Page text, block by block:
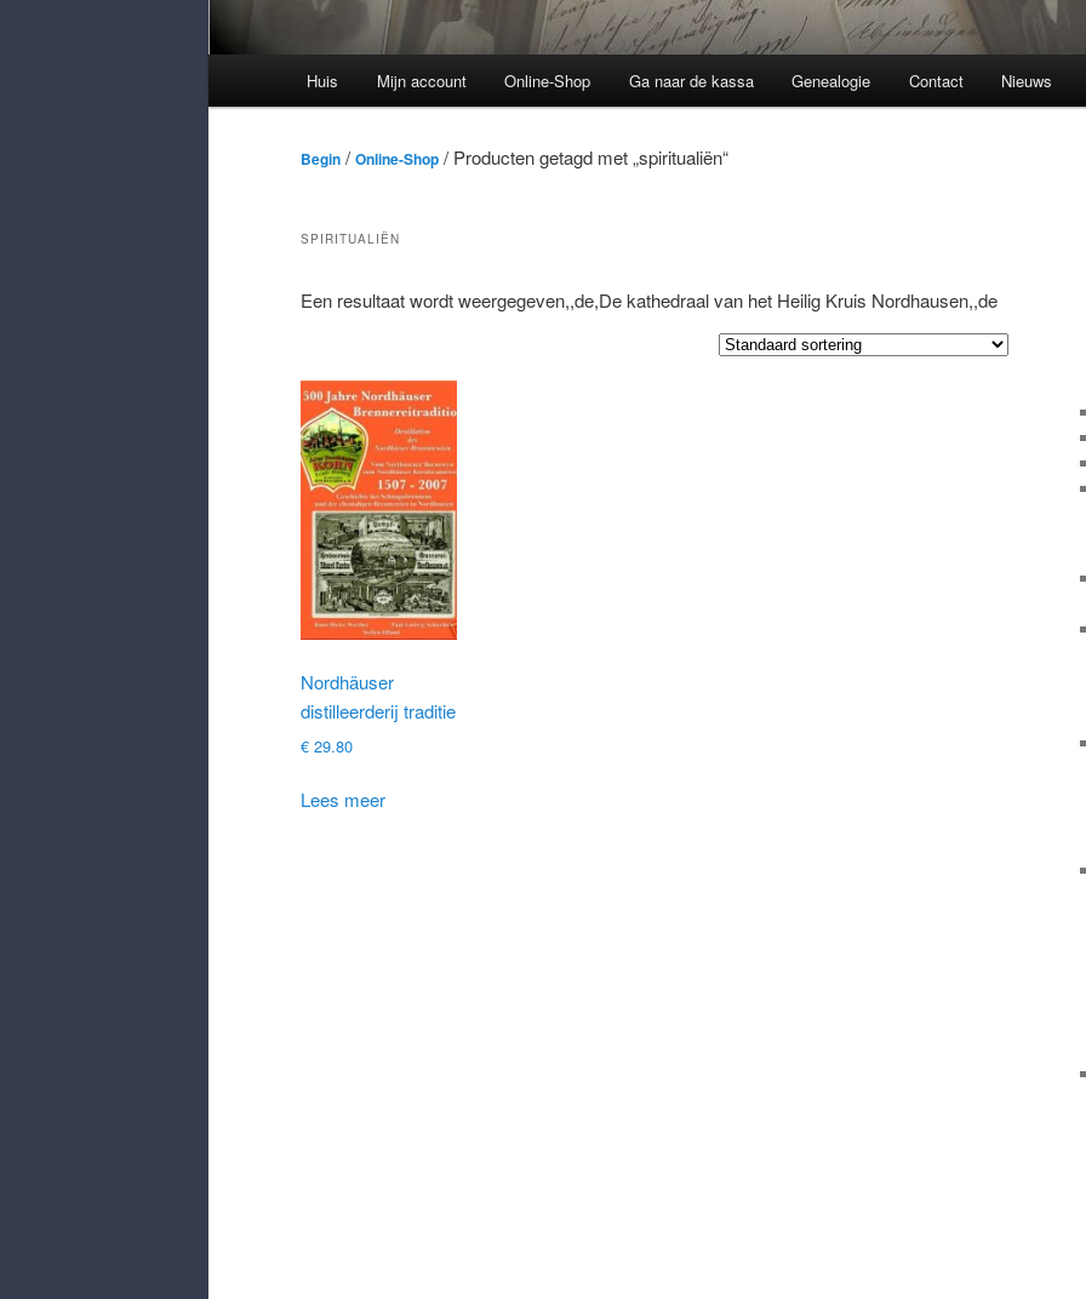
Huis Mijn account Online-Shop Ga naar de kassa Genealogie Contact Nieuws
Begin / Online-Shop / Producten getagd met „spiritualiën“
SPIRITUALIËN
Een resultaat wordt weergegeven,,de,De kathedraal van het Heilig Kruis Nordhausen,,de
Nordhäuser
distilleerderij traditie
€ 29.80
Lees meer